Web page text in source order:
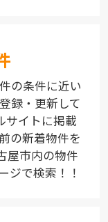
の条件に近い
録・更新して
サイトに掲載
の新着物件を
屋市内の物件
ジで検索！！